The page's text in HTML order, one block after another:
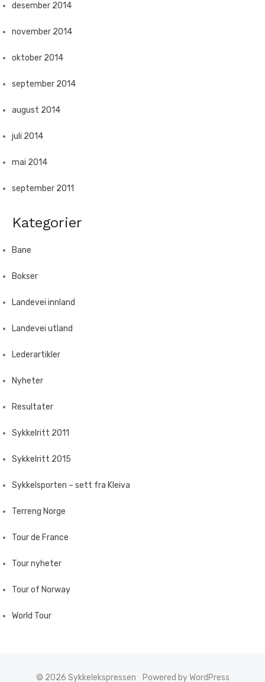
desember 2014
november 2014
oktober 2014
september 2014
august 2014
juli 2014
mai 2014
september 2011
Kategorier
Bane
Bokser
Landevei innland
Landevei utland
Lederartikler
Nyheter
Resultater
Sykkelritt 2011
Sykkelritt 2015
Sykkelsporten – sett fra Kleiva
Terreng Norge
Tour de France
Tour nyheter
Tour of Norway
World Tour
© 2026 Sykkelekspressen Powered by WordPress